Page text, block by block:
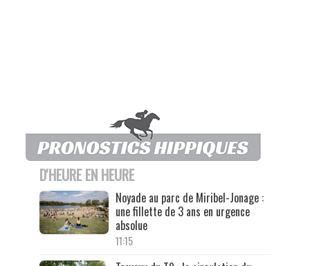
D'HEURE EN HEURE
Noyade au parc de Miribel-Jonage :
une fillette de 3 ans en urgence
absolue
11:15